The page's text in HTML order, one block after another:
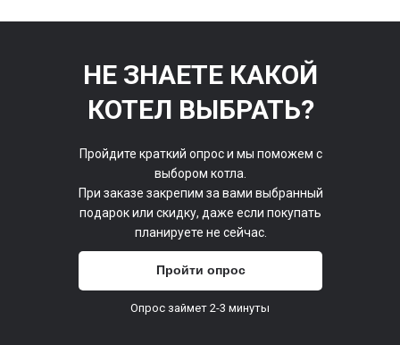
НЕ ЗНАЕТЕ КАКОЙ
КОТЕЛ ВЫБРАТЬ?
Пройдите краткий опрос и мы поможем с
выбором котла.
При заказе закрепим за вами выбранный
подарок или скидку, даже если покупать
планируете не сейчас.
Пройти опрос
Опрос займет 2-3 минуты